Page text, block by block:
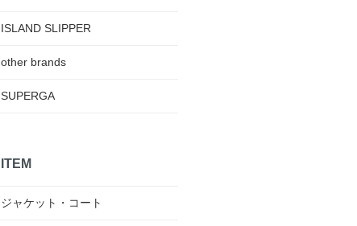
ISLAND SLIPPER
other brands
SUPERGA
ITEM
ジャケット・コート